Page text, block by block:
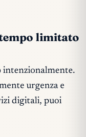
limitato
intenzionalmente.
urgenza e
digitali, puoi